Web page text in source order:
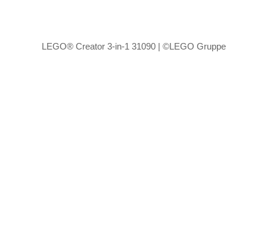
LEGO® Creator 3-in-1 31090 | ©LEGO Gruppe